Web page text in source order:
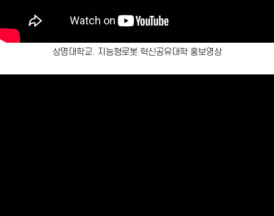
상명대학교. 지능형로봇 혁신공유대학 홍보영상